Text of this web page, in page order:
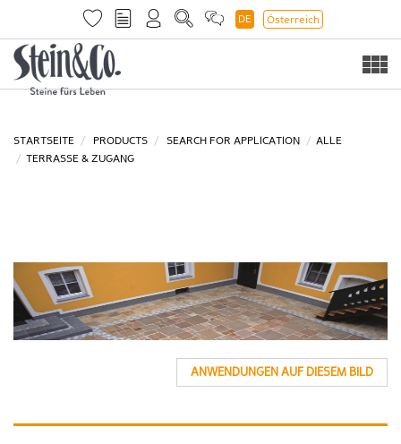
DE Österreich
STARTSEITE PRODUCTS SEARCH FOR APPLICATION
ALLE
TERRASSE & ZUGANG
ANWENDUNGEN AUF DIESEM BILD